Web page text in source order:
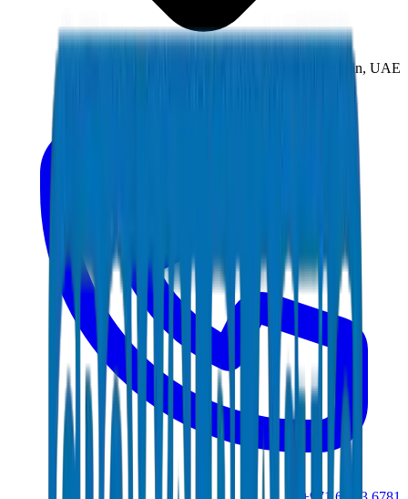
New Industrial Area, Umm Al Quwain, UAE